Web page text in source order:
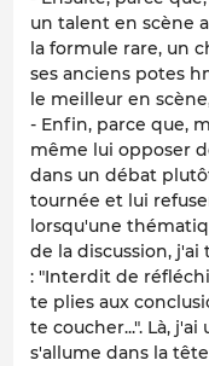
un talent en scène
la formule rare, un
ses anciens potes
le meilleur en
- Enfin, parce que,
même lui opposer
dans un débat
tournée et lui
lorsqu'une
de la discussion,
: "Interdit de
te plies aux
te coucher...". Là,
s'allume dans la